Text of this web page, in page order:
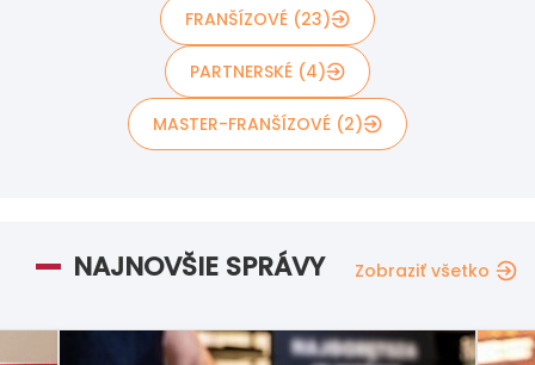
FRANŠÍZOVÉ (23)
PARTNERSKÉ (4)
MASTER-FRANŠÍZOVÉ (2)
NAJNOVŠIE SPRÁVY Zobraziť všetko